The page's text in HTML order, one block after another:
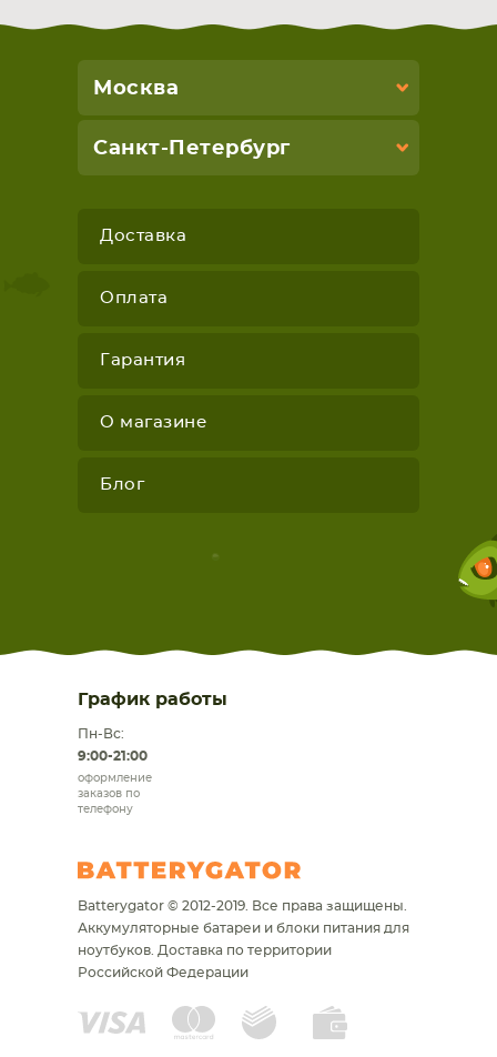
Москва
Санкт-Петербург
Доставка
Оплата
Гарантия
О магазине
Блог
График работы
Пн-Вс:
9:00-21:00
оформление
заказов по
телефону
Batterygator © 2012-2019. Все права защищены.
Аккумуляторные батареи и блоки питания для
ноутбуков. Доставка по территории
Российской Федерации